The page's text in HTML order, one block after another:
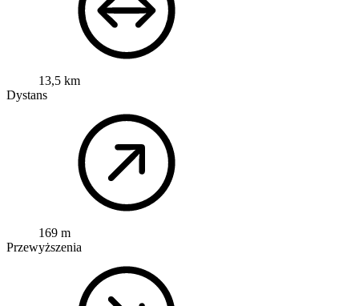
13,5 km
Dystans
169 m
Przewyższenia